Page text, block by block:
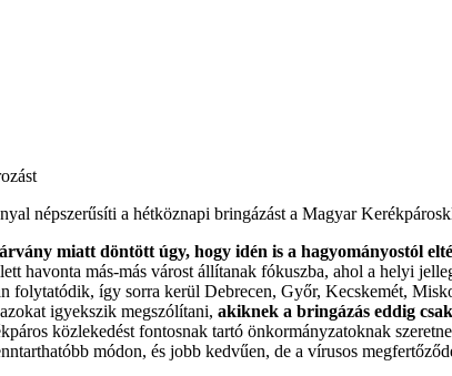
népszerűsíti a hétköznapi bringázást a Magyar
miatt döntött úgy, hogy idén is a hagyományostól
havonta más-más várost állítanak fókuszba, ahol a helyi
folytatódik, így sorra kerül Debrecen, Győr, Kecskemét,
igyekszik megszólítani, akiknek a bringázás eddig
közlekedést fontosnak tartó önkormányzatoknak
módon, és jobb kedvűen, de a vírusos